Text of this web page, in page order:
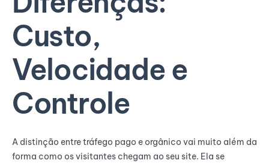
Custo,
Velocidade e
Controle
A distinção entre tráfego pago e orgânico vai muito além da
forma como os visitantes chegam ao seu site. Ela se